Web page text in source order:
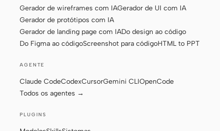
Sistemas
Blog Casos de sucesso
Baixar
Gerador de wireframes com IAGerador de UI com IA
Gerador de protótipos com IA
Gerador de landing page com IADo design ao código
Do Figma ao códigoScreenshot para códigoHTML to PPT
AGENTE
Claude CodeCodexCursorGemini CLIOpenCode
Todos os agentes →
PLUGINS